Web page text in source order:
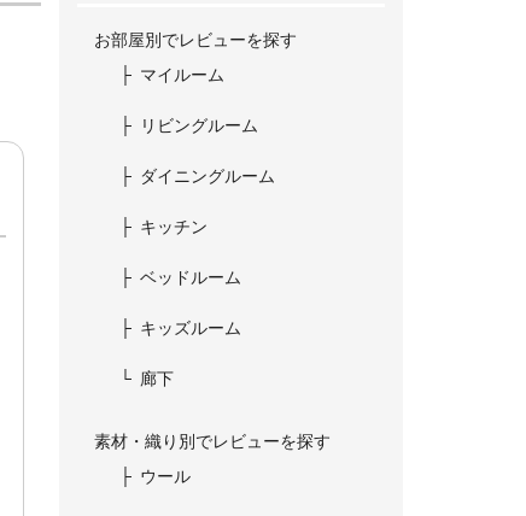
お部屋別でレビューを探す
マイルーム
リビングルーム
ダイニングルーム
キッチン
ベッドルーム
キッズルーム
廊下
素材・織り別でレビューを探す
ウール